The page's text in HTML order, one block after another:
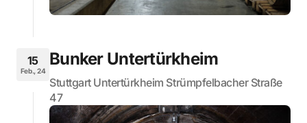
15
Feb., 24
Bunker Untertürkheim
Stuttgart Untertürkheim Strümpfelbacher Straße
47